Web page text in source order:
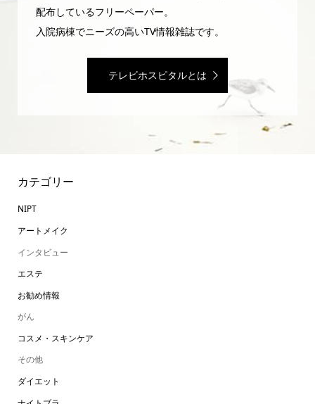
配布しているフリーペーパー。
入院病棟でニーズの高いTV情報雑誌です。
テレビホスピタルとは
カテゴリー
NIPT
アートメイク
インタビュー
エステ
お勧め情報
がん
コスメ・スキンケア
その他
ダイエット